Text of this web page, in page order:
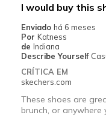
Width
Sizing
I would buy this
Enviado há 6 meses
Por Katness
de Indiana
Describe Yourself
CRÍTICA EM
skechers.com
These shoes are
brunch, or anywhere